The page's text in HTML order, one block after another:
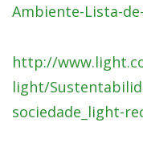
Ambiente-Lista-
http://
light/
sociedade_light-